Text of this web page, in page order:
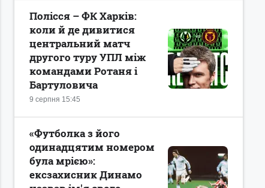
9 серпня 15:45
Полісся – ФК Харків:
коли й де дивитися
центральний матч
другого туру УПЛ між
командами Ротаня і
Бартуловича
«Футболка з його
одинадцятим номером
була мрією»:
ексзахисник Динамо